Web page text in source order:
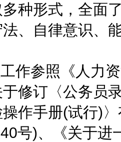
种形式，全面
、自律意识、
参照《人力资
修订〈公务员
操作手册(试行)
号)、《关于